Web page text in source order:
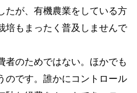
たが、有機農業をしている方
培もまったく普及しませんで
者のためではない。ほかでも
のです。誰かにコントロール